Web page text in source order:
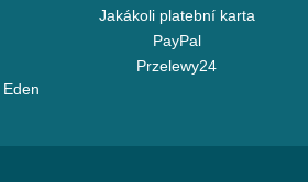
Jakákoli platební karta
PayPal
Przelewy24